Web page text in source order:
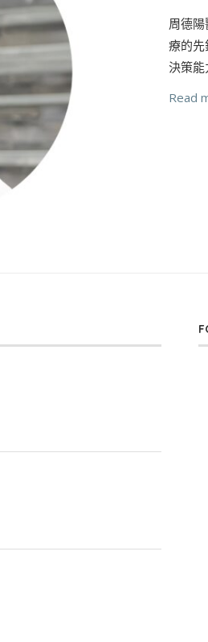
周德
療的
決策
Read